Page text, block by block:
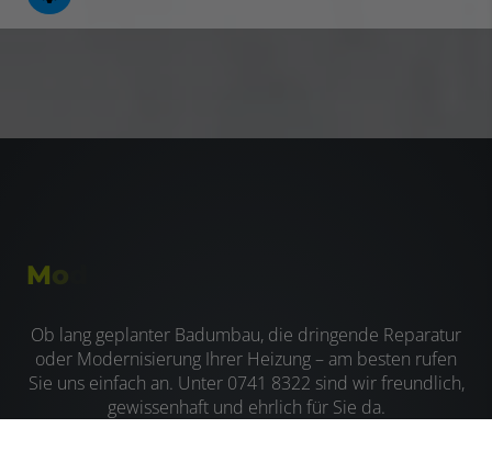
M
Ob lang geplanter Badumbau, die dringende Reparatur
oder Modernisierung Ihrer Heizung– am besten rufen
Sie uns einfach an. Unter 0741 8322 sind wir freundlich,
gewissenhaft und ehrlich für Sie da.